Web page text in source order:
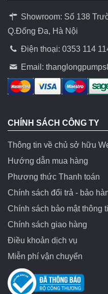
Showroom: Số 138
Q.Đống Đa, Hà Nội
Điện thoại: 0353 114
Email:
CHÍNH SÁCH CÔNG TY
Thông tin về chủ sở hữu
Hướng dẫn mua hàng
Phương thức Thanh toán
Chính sách đổi trả - bảo
Chính sách bảo mật thông
Chính sách giao hàng
Điều khoản dịch vụ
Miễn phí vận chuyển